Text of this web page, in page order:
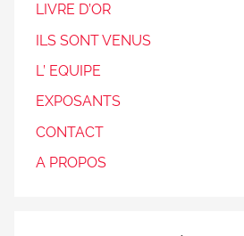
LIVRE D’OR
ILS SONT VENUS
L’ EQUIPE
EXPOSANTS
CONTACT
A PROPOS